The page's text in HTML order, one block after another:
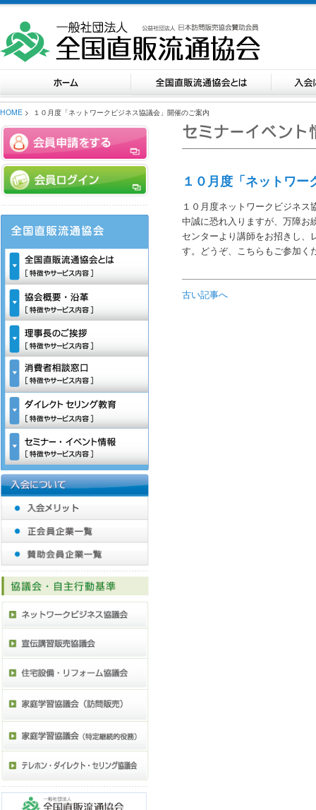
HOME > １０月度「ネットワークビジネス協議会」開催のご案内
１０月度「ネットワ
１０月度ネットワークビジネ
中誠に恐れ入りますが、万障お
センターより講師をお招きし
す。どうぞ、こちらもご参加く
古い記事へ